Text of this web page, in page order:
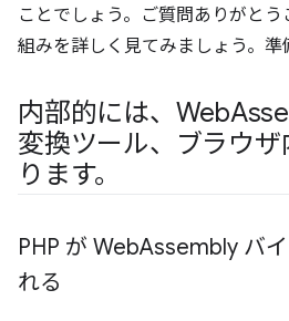
ことでしょう。ご質問ありがと
組みを詳しく見てみましょう。準
内部的には、Web
変換ツール、ブラウ
ります。
PHP が WebAssembly バ
れる